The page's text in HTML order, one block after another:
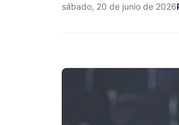
sábado, 20 de junio de 2026